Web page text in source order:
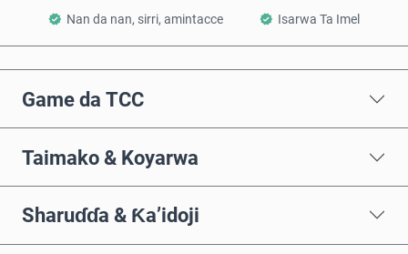
Nan da nan, sirri, amintacce Isarwa Ta Imel
Game da TCC
Taimako & Koyarwa
Sharuɗɗa & Ƙa’idoji